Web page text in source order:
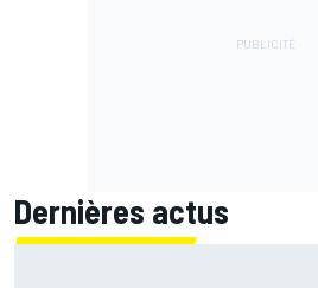
Dernières actus